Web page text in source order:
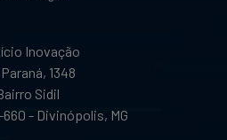
Inovação
1348
Sidil
660 - Divinópolis, MG